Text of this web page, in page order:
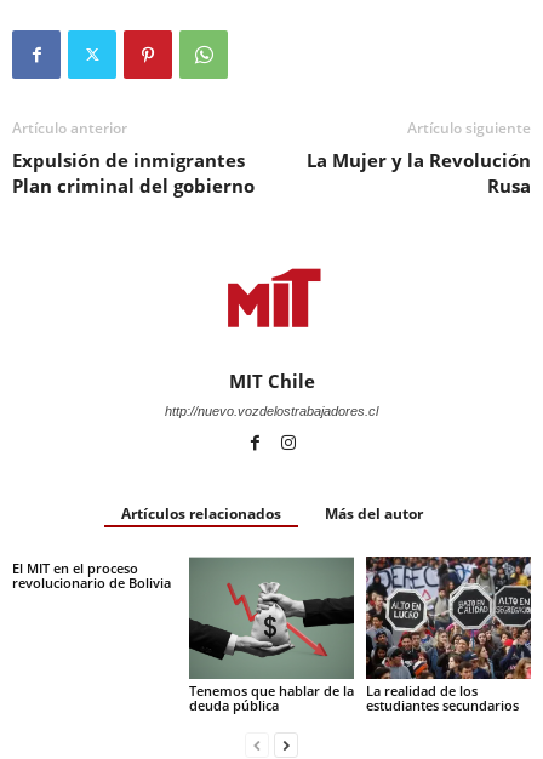
Artículo anterior
Expulsión de inmigrantes
Plan criminal del gobierno
Artículo siguiente
La Mujer y la Revolución
Rusa
MIT Chile
http://nuevo.vozdelostrabajadores.cl
Artículos relacionados Más del autor
El MIT en el proceso
revolucionario de Bolivia
Tenemos que hablar de la
deuda pública
La realidad de los
estudiantes secundarios